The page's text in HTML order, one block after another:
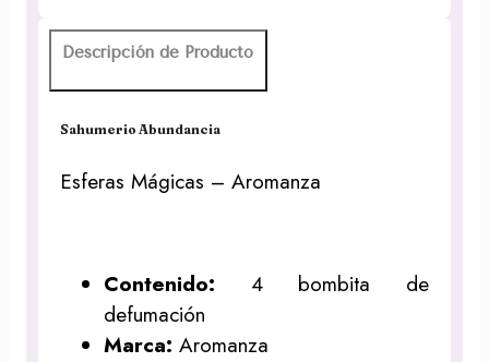
Descripción de Producto
Sahumerio Abundancia
Esferas Mágicas – Aromanza
Contenido: 4 bombita de
defumación
Marca: Aromanza